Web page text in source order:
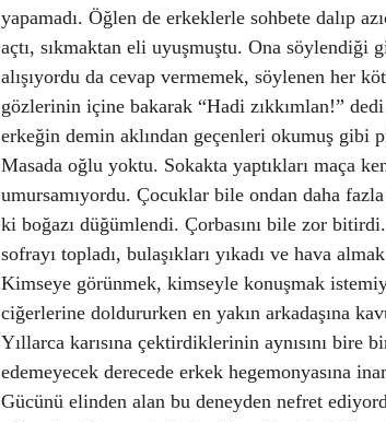
yapamadı. Öğlen de erkeklerle sohbete dalıp
açtı, sıkmaktan eli uyuşmuştu. Ona söylendiği
alışıyordu da cevap vermemek, söylenen her
gözlerinin içine bakarak “Hadi zıkkımlan!”
erkeğin demin aklından geçenleri okumuş gibi
Masada oğlu yoktu. Sokakta yaptıkları maça
umursamıyordu. Çocuklar bile ondan daha
ki boğazı düğümlendi. Çorbasını bile zor
sofrayı topladı, bulaşıkları yıkadı ve hava
Kimseye görünmek, kimseyle konuşmak
ciğerlerine doldururken en yakın arkadaşına
Yıllarca karısına çektirdiklerinin aynısını bire
edemeyecek derecede erkek hegemonyasına
Gücünü elinden alan bu deneyden nefret